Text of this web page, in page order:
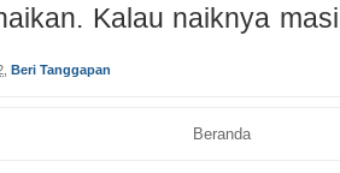
Kalau naiknya
Beri Tanggapan
Beranda